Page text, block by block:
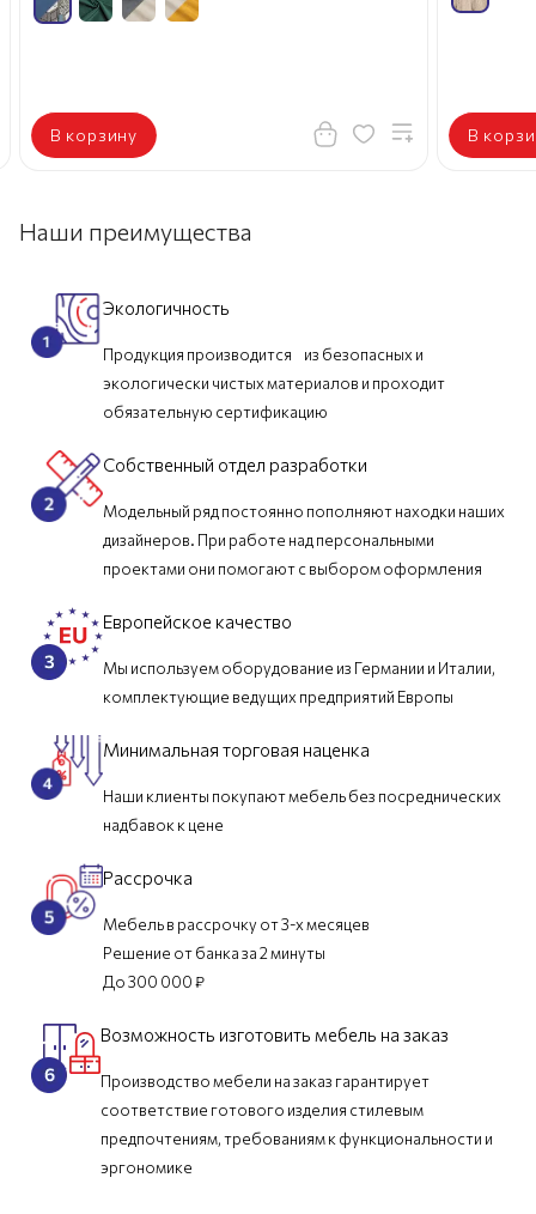
В корзину В
Наши преимущества
Экологичность
Продукция производится из безопасных и
экологически чистых материалов и проходит
обязательную сертификацию
Собственный отдел разработки
Модельный ряд постоянно пополняют находки наших
дизайнеров. При работе над персональными
проектами они помогают с выбором оформления
Европейское качество
Мы используем оборудование из Германии и Италии,
комплектующие ведущих предприятий Европы
Минимальная торговая наценка
Наши клиенты покупают мебель без посреднических
надбавок к цене
Рассрочка
Мебель в рассрочку от 3-х месяцев
Решение от банка за 2 минуты
До 300 000 ₽
Возможность изготовить мебель на заказ
Производство мебели на заказ гарантирует
соответствие готового изделия стилевым
предпочтениям, требованиям к функциональности и
эргономике